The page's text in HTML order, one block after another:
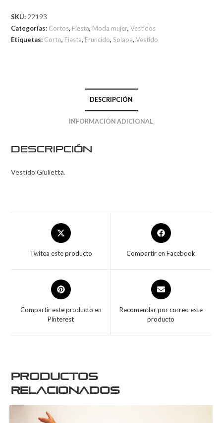
SKU: 22193
Categorías: Cortos, Fiesta, Moda mujer,Vestidos
Etiquetas: Corto, Fiesta, Fruncido,Solapa,Vestido
DESCRIPCIÓN
INFORMACIÓN ADICIONAL
Descripción
Vestido Giulietta.
Twitea este producto Compartir en Facebook
Compartir este producto en
Pinterest
Recomendar por correo este
producto
Productos
relacionados